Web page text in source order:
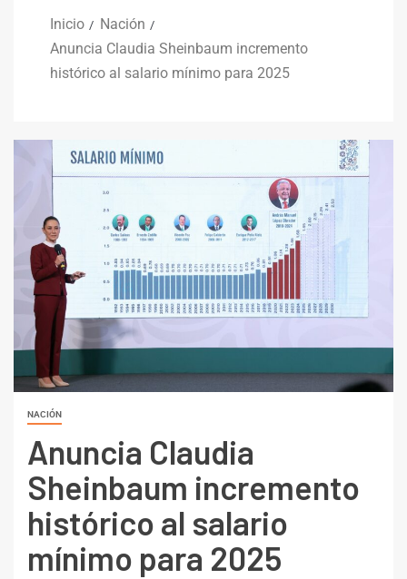
Inicio
Nación
Anuncia Claudia Sheinbaum incremento
histórico al salario mínimo para 2025
NACIÓN
Anuncia Claudia
Sheinbaum incremento
histórico al salario
mínimo para 2025